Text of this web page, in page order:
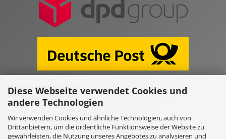
Diese Webseite verwendet Cookies und
andere Technologien
Wir verwenden Cookies und ähnliche Technologien, auch von
Drittanbietern, um die ordentliche Funktionsweise der Website zu
gewährleisten, die Nutzung unseres Angebotes zu analysieren und
Vertrag widerrufen
Online Shop erstellenmit Gambio.de © 2026